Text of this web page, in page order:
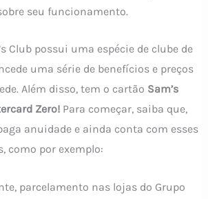
seu funcionamento.
Club possui uma espécie de clube de
uma série de benefícios e preços
Além disso, tem o cartão Sam’s
Zero!Para começar, saiba que,
anuidade e ainda conta com esses
como por exemplo:
parcelamento nas lojas do Grupo